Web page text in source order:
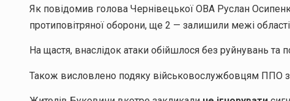
Як повідомив голова Чернівецької ОВА Руслан
протиповітряної оборони, ще 2 — залишили межі
На щастя, внаслідок атаки обійшлося без руйнувань та
Також висловлено подяку військовослужбовцям ППО